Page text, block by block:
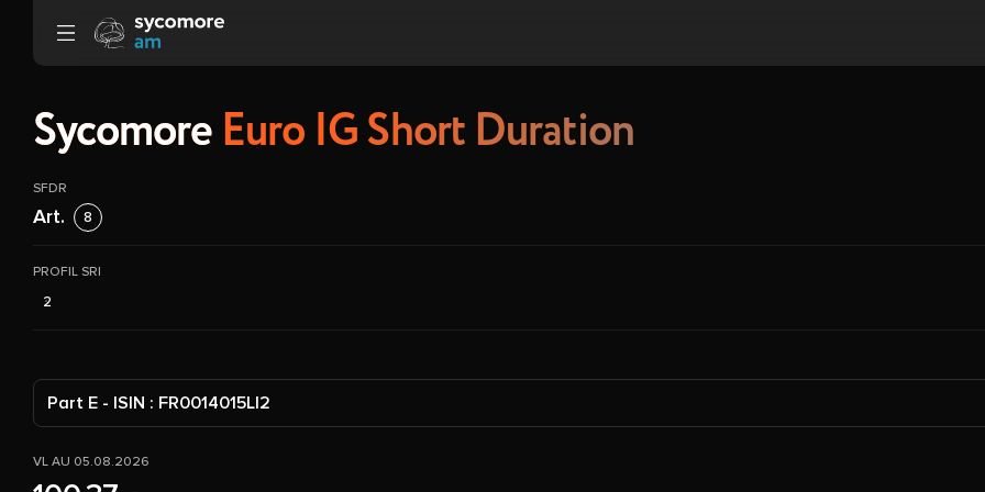
Aller au contenu
Sycomore Euro IG Short Duration
SFDR
Art. 8
PROFIL SRI
2
Part E - ISIN : FR0014015LI2
VL AU 05.08.2026